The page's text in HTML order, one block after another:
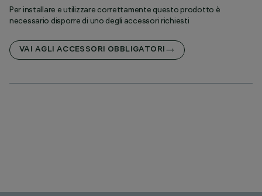
Per installare e utilizzare correttamente questo prodotto è
necessario disporre di uno degli accessori richiesti
VAI AGLI ACCESSORI OBBLIGATORI